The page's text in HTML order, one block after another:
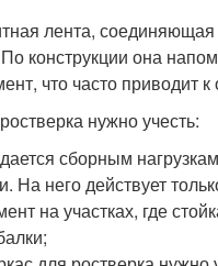
лента,
конструкции она
что часто приводит
нужно учесть:
сборным
На него действует
на участках, где